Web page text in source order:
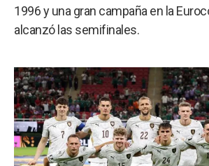
1996 y una gran campaña en la
alcanzó las semifinales.